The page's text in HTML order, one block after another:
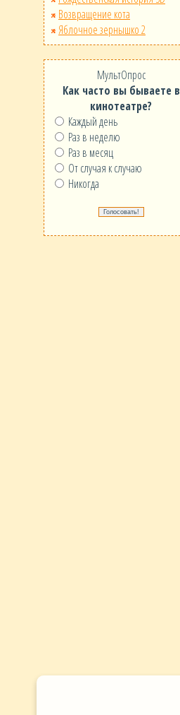
Возвращение кота
Яблочное зернышко 2
МультОпрос
Как часто вы бываете в
кинотеатре?
Каждый день
Раз в неделю
Раз в месяц
От случая к случаю
Никогда